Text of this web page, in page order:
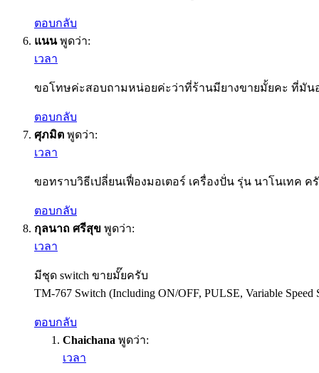
ตอบกลับ
แนน พูดว่า:
เวลา
ขอโทษค่ะสอบถามหน่อยค่ะว่าที่ร้านมียางขายมั้ยคะ ที่มัน
ตอบกลับ
ศุภมิต พูดว่า:
เวลา
ขอทราบวิธีเปลี่ยนเฟื่องมอเตอร์ เครื่องปั่น รุ่น นาโนเทค ค
ตอบกลับ
กุลนาถ ศรีสุข พูดว่า:
เวลา
มีชุด switch ขายมั๊ยครับ
TM-767 Switch (Including ON/OFF, PULSE, Variable
ตอบกลับ
Chaichana พูดว่า:
เวลา